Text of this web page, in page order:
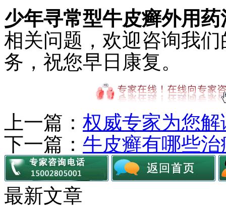
少年寻常型牛皮癣外用
相关问题，欢迎咨询我
务，祝您早日康复。
上一篇： 权威专家为您
下一篇： 牛皮癣有哪些治
最新文章